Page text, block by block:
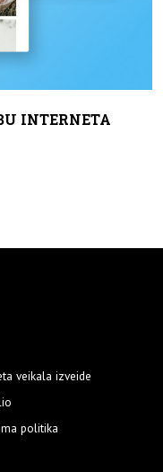
INTERNETA
veikala izveide
politika